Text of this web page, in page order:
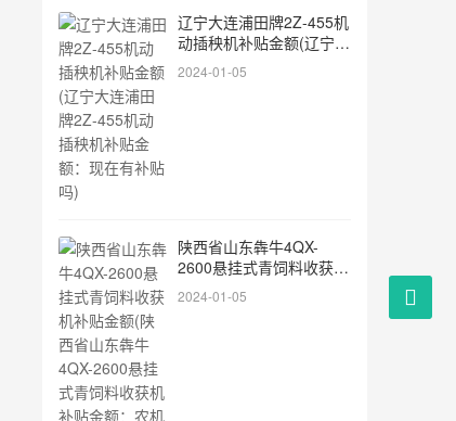
辽宁大连浦田牌2Z-455机
动插秧机补贴金额(辽宁大
连浦田牌2Z-455机动插秧
机补贴金额：现在有补贴
2024-01-05
陕西省山东犇牛4QX-
2600悬挂式青饲料收获机
补贴金额(陕西省山东犇牛
4QX-2600悬挂式青饲料
2024-01-05